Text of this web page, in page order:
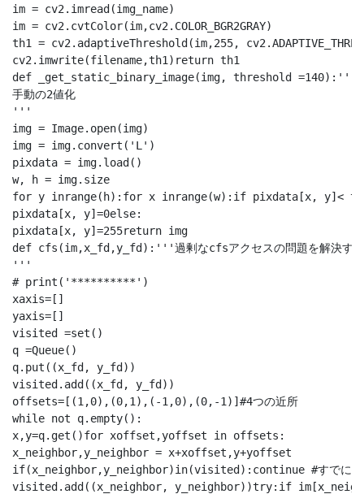
im = cv2.imread(img_name)
im = cv2.cvtColor(im,cv2.COLOR_BGR2GRAY)
th1 = cv2.adaptiveThreshold(im,255,
cv2.imwrite(filename,th1)return th1
def _get_static_binary_image(img, threshold =140):'''
手動の2値化
'''
img = Image.open(img)
img = img.convert('L')
pixdata = img.load()
w, h = img.size
for y inrange(h):for x inrange(w):if pixdata[x, y]<
pixdata[x, y]=0else:
pixdata[x, y]=255return img
def cfs(im,x_fd,y_fd):'''過剰なcfsアクセスの問題を解決するため
'''
# print('**********')
xaxis=[]
yaxis=[]
visited =set()
q =Queue()
q.put((x_fd, y_fd))
visited.add((x_fd, y_fd))
offsets=[(1,0),(0,1),(-1,0),(0,-1)]#4つの近所
while not q.empty():
x,y=q.get()for xoffset,yoffset in offsets:
x_neighbor,y_neighbor = x+xoffset,y+yoffset
if(x_neighbor,y_neighbor)in(visited):continue #すでに訪
visited.add((x_neighbor, y_neighbor))try:if